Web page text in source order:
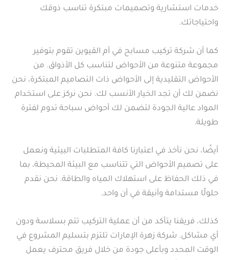
خدمات استشارية وتصميمات مبتكرة تناسب ذوقك
واحتياجاتك.
كما أن شركة تركيب مسابح في أم القيوين تقوم بتوفير
مجموعة متنوعة من الأحواض لتناسب كل الأذواق. من
الأحواض التقليدية إلى الأحواض ذات التصاميم المبتكرة، نحن
نضمن لك أن تجد الخيار الأنسب لك. نحن نركز على استخدام
المواد عالية الجودة لتضمن لك أحواض سباحة تدوم لفترة
طويلة.
أيضًا، نحن نأخذ في اعتبارنا كافة المتطلبات البيئية ونعمل
على تصميم الأحواض التي تتناسب مع البيئة المحيطة، بما
في ذلك الحفاظ على استهلاك المياه والطاقة. نحن نقدم
حلولًا مستدامة وأنيقة في آن واحد.
كذلك، فريقنا يتأكد من أن عملية التركيب تتم بسلاسة ودون
أي مشاكل. شركة زهرة الإمارات تلتزم بتسليم المشروع في
الوقت المحدد وبأعلى جودة من خلال فريق محترف يعمل